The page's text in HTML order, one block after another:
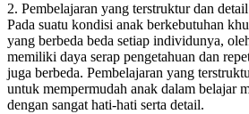
2. Pembelajaran yang terstruktur dan detail
Pada suatu kondisi anak berkebutuhan
yang berbeda beda setiap individunya,
memiliki daya serap pengetahuan dan
juga berbeda. Pembelajaran yang
untuk mempermudah anak dalam belajar
dengan sangat hati-hati serta detail.